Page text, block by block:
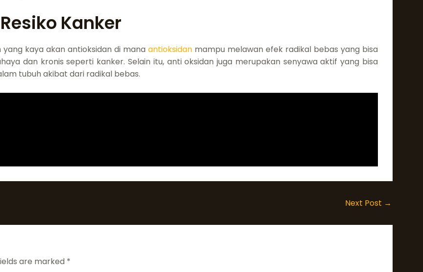
Kanker
kaya akan antioksidan di mana antioksidan mampu melawan efek radikal bebas yang bisa
dan kronis seperti kanker. Selain itu, anti oksidan juga merupakan senyawa aktif yang bisa
tubuh akibat dari radikal bebas.
Next Post →
are marked *